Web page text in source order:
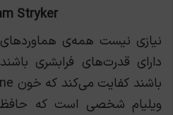
Stryker
نیازی نیست همه‌ی
دارای قدرت‌های فرابشری